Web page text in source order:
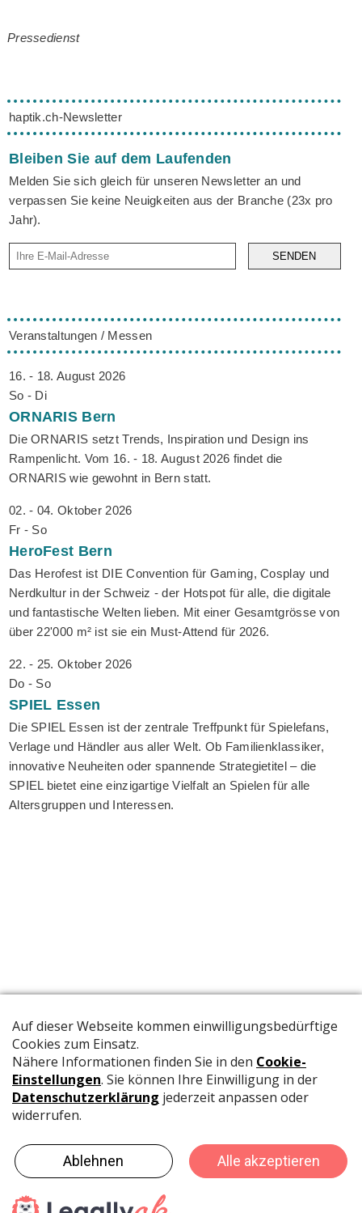
Pressedienst
haptik.ch-Newsletter
Bleiben Sie auf dem Laufenden
Melden Sie sich gleich für unseren Newsletter an und
verpassen Sie keine Neuigkeiten aus der Branche (23x pro
Jahr).
SENDEN
Veranstaltungen / Messen
16. - 18. August 2026
So - Di
ORNARIS Bern
Die ORNARIS setzt Trends, Inspiration und Design ins
Rampenlicht. Vom 16. - 18. August 2026 findet die
ORNARIS wie gewohnt in Bern statt.
02. - 04. Oktober 2026
Fr - So
HeroFest Bern
Das Herofest ist DIE Convention für Gaming, Cosplay und
Nerdkultur in der Schweiz - der Hotspot für alle, die digitale
und fantastische Welten lieben. Mit einer Gesamtgrösse von
über 22'000 m² ist sie ein Must-Attend für 2026.
22. - 25. Oktober 2026
Do - So
SPIEL Essen
Die SPIEL Essen ist der zentrale Treffpunkt für Spielefans,
Verlage und Händler aus aller Welt. Ob Familienklassiker,
innovative Neuheiten oder spannende Strategietitel – die
SPIEL bietet eine einzigartige Vielfalt an Spielen für alle
Altersgruppen und Interessen.
Die offizielle Publikation der Schweizer Papeterien informiert
Meldungen aus der Branche.